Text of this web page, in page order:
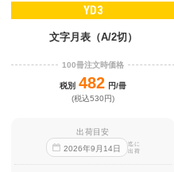
YD3
文字月表（A/2切）
100冊注文時価格
税別 482 円/冊
(税込530円)
出荷目安
2026年9 月 14日
迄に
出荷